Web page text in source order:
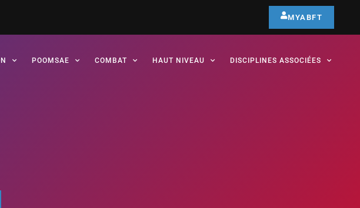
MYABFT
POOMSAE COMBAT HAUT NIVEAU DISCIPLINES ASSOCIÉES